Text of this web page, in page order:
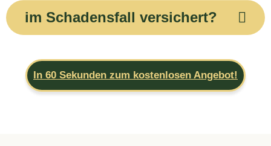
im Schadensfall versichert?
In 60 Sekunden zum kostenlosen Angebot!